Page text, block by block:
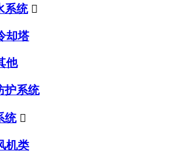
系统 
却塔
他
护系统
统 
机类